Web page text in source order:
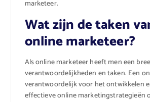
marketeer.
Wat zijn de taken
online marketeer?
Als online marketeer heeft men een
verantwoordelijkheden en taken. Een
verantwoordelijk voor het ontwikkelen
effectieve online marketingstrategieën